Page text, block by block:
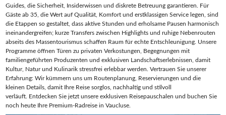
Guides, die Sicherheit, Insiderwissen und diskrete Betreuung garantieren. Für
Gäste ab 35, die Wert auf Qualität, Komfort und erstklassigen Service legen, sind
die Etappen so gestaltet, dass aktive Stunden und erholsame Pausen harmonisch
ineinandergreifen; kurze Transfers zwischen Highlights und ruhige Nebenrouten
abseits des Massentourismus schaffen Raum für echte Entschleunigung. Unsere
Programme öffnen Türen zu privaten Verkostungen, Begegnungen mit
familiengeführten Produzenten und exklusiven Landschaftserlebnissen, damit
Kultur, Natur und Kulinarik stressfrei erlebbar werden. Vertrauen Sie unserer
Erfahrung: Wir kümmern uns um Routenplanung, Reservierungen und die
kleinen Details, damit Ihre Reise sorglos, nachhaltig und stilvoll
verläuft. Entdecken Sie jetzt unsere exklusiven Reisepauschalen und buchen Sie
noch heute Ihre Premium‑Radreise in Vaucluse.